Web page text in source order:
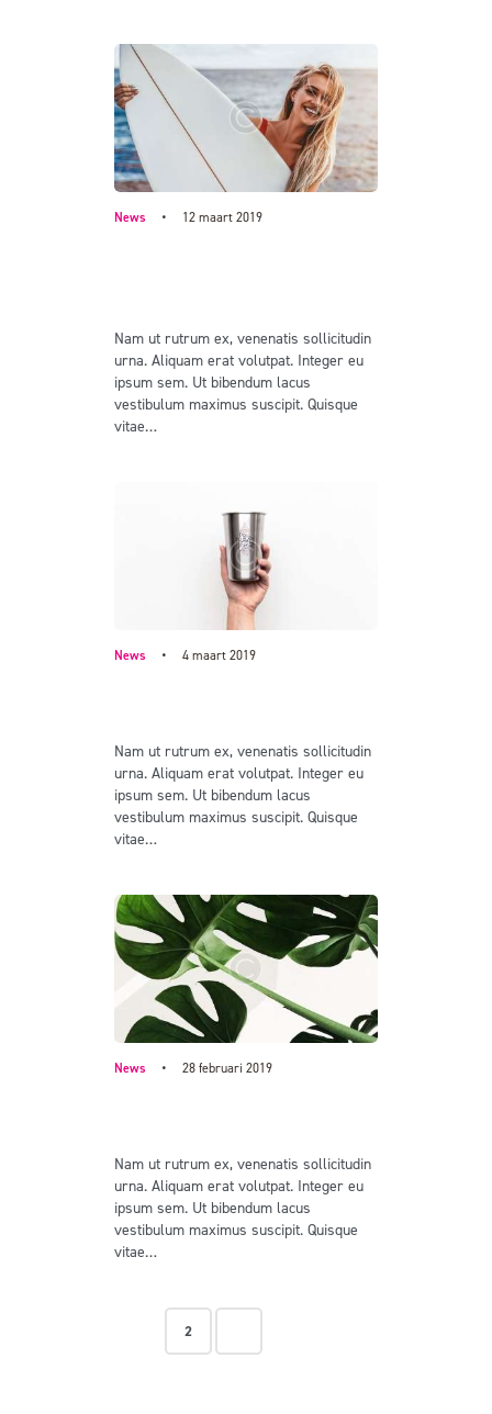
News 12 maart 2019
Nam ut rutrum ex, venenatis sollicitudin
urna. Aliquam erat volutpat. Integer eu
ipsum sem. Ut bibendum lacus
vestibulum maximus suscipit. Quisque
vitae…
News 4 maart 2019
Nam ut rutrum ex, venenatis sollicitudin
urna. Aliquam erat volutpat. Integer eu
ipsum sem. Ut bibendum lacus
vestibulum maximus suscipit. Quisque
vitae…
News 28 februari 2019
Nam ut rutrum ex, venenatis sollicitudin
urna. Aliquam erat volutpat. Integer eu
ipsum sem. Ut bibendum lacus
vestibulum maximus suscipit. Quisque
vitae…
2